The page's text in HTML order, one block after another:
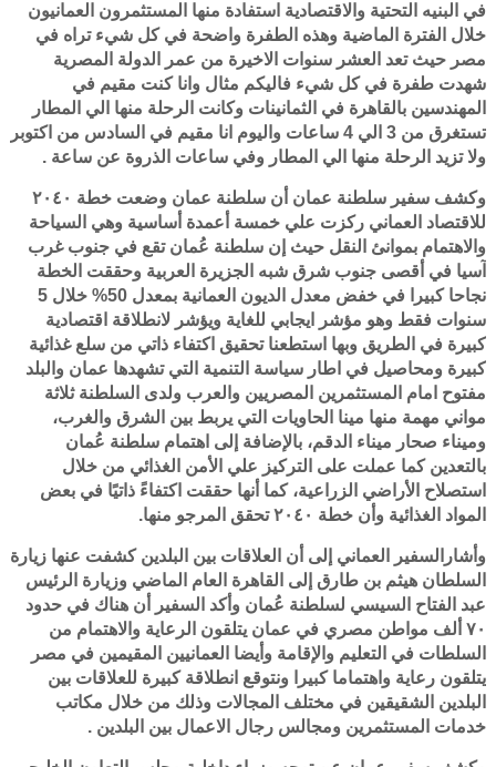
في البنيه التحتية والاقتصادية استفادة منها المستثمرون العمانيون
خلال الفترة الماضية وهذه الطفرة واضحة في كل شيء تراه في
مصر حيث تعد العشر سنوات الاخيرة من عمر الدولة المصرية
شهدت طفرة في كل شيء فاليكم مثال وانا كنت مقيم في
المهندسين بالقاهرة في الثمانينات وكانت الرحلة منها الي المطار
تستغرق من 3 الي 4 ساعات واليوم انا مقيم في السادس من اكتوبر
ولا تزيد الرحلة منها الي المطار وفي ساعات الذروة عن ساعة .
وكشف سفير سلطنة عمان أن سلطنة عمان وضعت خطة ٢٠٤٠
للاقتصاد العماني ركزت علي خمسة أعمدة أساسية وهي السياحة
والاهتمام بموانئ النقل حيث إن سلطنة عُمان تقع في جنوب غرب
آسيا في أقصى جنوب شرق شبه الجزيرة العربية وحققت الخطة
نجاحا كبيرا في خفض معدل الديون العمانية بمعدل 50% خلال 5
سنوات فقط وهو مؤشر ايجابي للغاية ويؤشر لانطلاقة اقتصادية
كبيرة في الطريق وبها استطعنا تحقيق اكتفاء ذاتي من سلع غذائية
كبيرة ومحاصيل في اطار سياسة التنمية التي تشهدها عمان والبلد
مفتوح امام المستثمرين المصريين والعرب ولدى السلطنة ثلاثة
مواني مهمة منها مينا الحاويات التي يربط بين الشرق والغرب،
وميناء صحار ميناء الدقم، بالإضافة إلى اهتمام سلطنة عُمان
بالتعدين كما عملت على التركيز علي الأمن الغذائي من خلال
استصلاح الأراضي الزراعية، كما أنها حققت اكتفاءً ذاتيًا في بعض
المواد الغذائية وأن خطة ٢٠٤٠ تحقق المرجو منها.
وأشارالسفير العماني إلى أن العلاقات بين البلدين كشفت عنها زيارة
السلطان هيثم بن طارق إلى القاهرة العام الماضي وزيارة الرئيس
عبد الفتاح السيسي لسلطنة عُمان وأكد السفير أن هناك في حدود
٧٠ ألف مواطن مصري في عمان يتلقون الرعاية والاهتمام من
السلطات في التعليم والإقامة وأيضا العمانيين المقيمين في مصر
يتلقون رعاية واهتماما كبيرا ونتوقع انطلاقة كبيرة للعلاقات بين
البلدين الشقيقين في مختلف المجالات وذلك من خلال مكاتب
خدمات المستثمرين ومجالس رجال الاعمال بين البلدين .